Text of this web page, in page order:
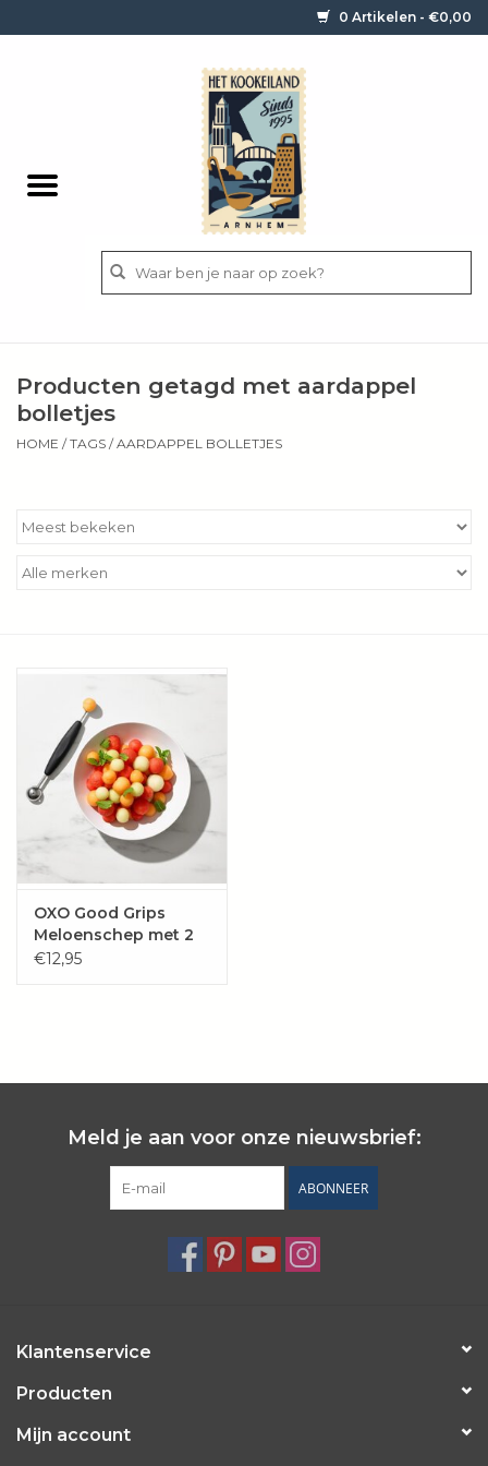
0 Artikelen - €0,00
Bestek
Kookboeken
Bakken
Aanbiedingen ✅
Cadeau idee
Zomer ☀️
Cadeaubonnen
Blog
Producten getagd met aardappel
bolletjes
HOME /TAGS /AARDAPPEL BOLLETJES
OXO Good Grips
Meloenschep met 2
verschillende
€12,95
Meld je aan voor onze nieuwsbrief:
ABONNEER
Klantenservice
Producten
Mijn account